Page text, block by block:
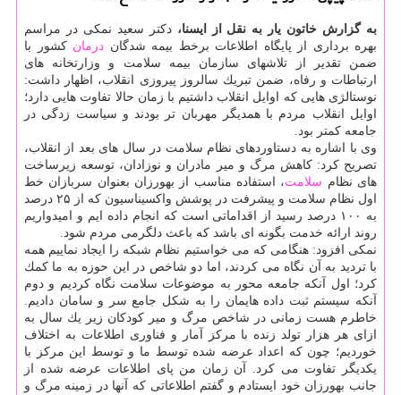
به گزارش خاتون یار به نقل از ایسنا،دكتر سعید نمكی در مراسم
بهره برداری از پایگاه اطلاعات برخط بیمه شدگان درمان كشور با
ضمن تقدیر از تلاشهای سازمان بیمه سلامت و وزارتخانه های
ارتباطات و رفاه، ضمن تبریك سالروز پیروزی انقلاب، اظهار داشت:
نوستالژی هایی كه اوایل انقلاب داشتیم با زمان حالا تفاوت هایی دارد؛
اوایل انقلاب مردم با همدیگر مهربان تر بودند و سیاست زدگی در
جامعه كمتر بود.
وی با اشاره به دستاوردهای نظام سلامت در سال های بعد از انقلاب،
تصریح كرد: كاهش مرگ و میر مادران و نوزادان، توسعه زیرساخت
های نظام سلامت، استفاده مناسب از بهورزان بعنوان سربازان خط
اول نظام سلامت و پیشرفت در پوشش واكسیناسیون كه از ۲۵ درصد
به ۱۰۰ درصد رسید از اقداماتی است كه انجام داده ایم و امیدواریم
روند ارائه خدمت بگونه ای باشد كه باعث دلگرمی مردم شود.
نمكی افزود: هنگامی كه می خواستیم نظام شبكه را ایجاد نماییم همه
با تردید به آن نگاه می كردند، اما دو شاخص در این حوزه به ما كمك
كرد؛ اول آنكه جامعه محور به موضوعات سلامت نگاه كردیم و دوم
آنكه سیستم ثبت داده هایمان را به شكل جامع سر و سامان دادیم.
خاطرم هست زمانی در شاخص مرگ و میر كودكان زیر یك سال به
ازای هر هزار تولد زنده با مركز آمار و فناوری اطلاعات به اختلاف
خوردیم؛ چون كه اعداد عرضه شده توسط ما و توسط این مركز با
یكدیگر تفاوت می كرد. آن زمان من پای اطلاعات عرضه شده از
جانب بهورزان خود ایستادم و گفتم اطلاعاتی كه آنها در زمینه مرگ و